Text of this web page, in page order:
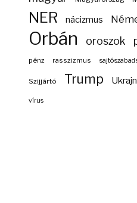
NER nácizmus
Orbán oroszok
pénz rasszizmus
Szijjártó Trump
vírus